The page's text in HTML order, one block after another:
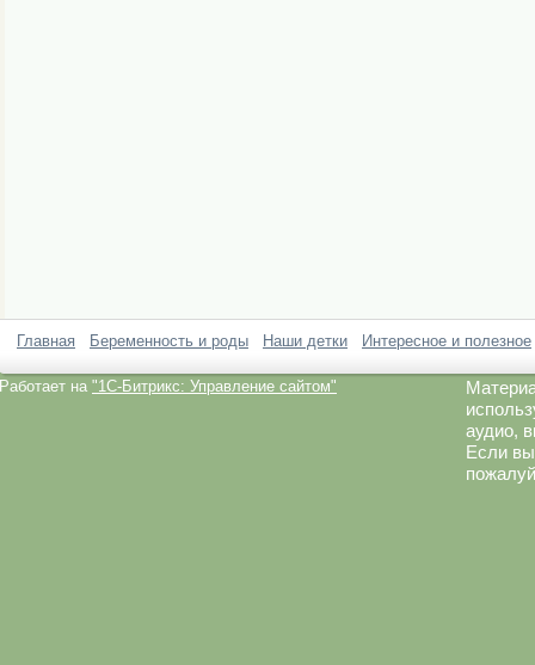
Главная Беременность и роды Наши детки Интересное и полезное
Работает на "1C-Битрикс: Управление сайтом"
аудио,
Если вы